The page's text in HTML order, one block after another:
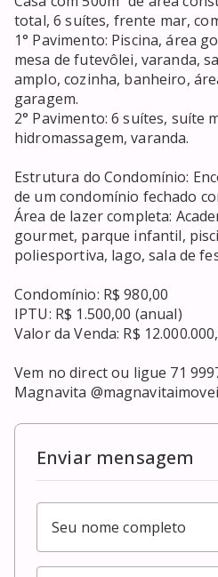
total, 6 suítes, frente mar,
1° Pavimento: Piscina, área
mesa de futevôlei, varanda,
amplo, cozinha, banheiro,
garagem.
2° Pavimento: 6 suítes, suíte
hidromassagem, varanda.
Estrutura do Condomínio:
de um condomínio fechado
Área de lazer completa:
gourmet, parque infantil,
poliesportiva, lago, sala de
Condomínio: R$ 980,00
IPTU: R$ 1.500,00 (anual)
Valor da Venda: R$
Vem no direct ou ligue 71
Magnavita
Enviar mensagem